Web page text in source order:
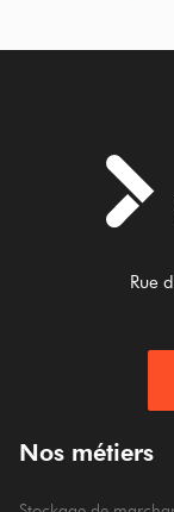
Rue
Nos métiers